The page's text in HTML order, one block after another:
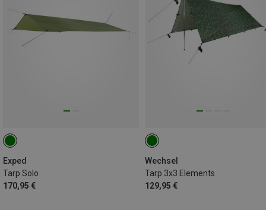
Exped
Tarp Solo
170,95 €
Wechsel
Tarp 3x3 Elements
129,95 €